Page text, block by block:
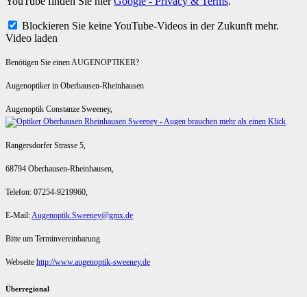
Blockieren Sie keine YouTube-Videos in der Zukunft mehr.
Video laden
Benötigen Sie einen AUGENOPTIKER?
Augenoptiker in Oberhausen-Rheinhausen
Augenoptik Constanze Sweeney,
Rangersdorfer Strasse 5,
68794 Oberhausen-Rheinhausen,
Telefon: 07254-9219960,
E-Mail:Augenoptik.Sweeney@gmx.de
Bitte um Terminvereinbarung
Webseite http://www.augenoptik-sweeney.de
Überregional